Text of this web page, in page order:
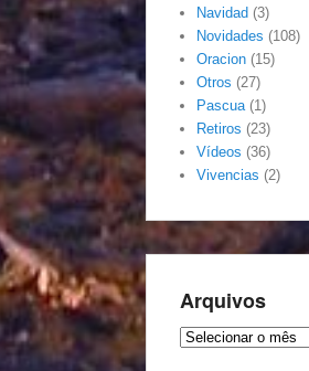
Navidad (3)
Novidades (108)
Oracion (15)
Otros (27)
Pascua(1)
Retiros (23)
Vídeos (36)
Vivencias (2)
Arquivos
Arquivos